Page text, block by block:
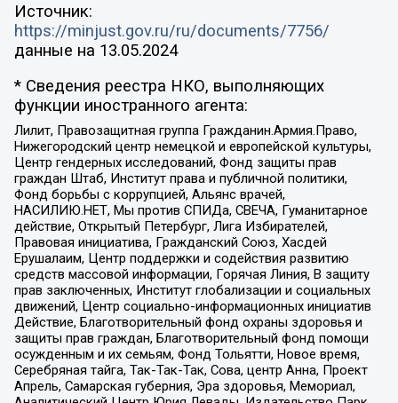
Источник:
https://minjust.gov.ru/ru/documents/7756/
данные на 13.05.2024
* Сведения реестра НКО, выполняющих
функции иностранного агента:
Лилит, Правозащитная группа Гражданин.Армия.Право,
Нижегородский центр немецкой и европейской культуры,
Центр гендерных исследований, Фонд защиты прав
граждан Штаб, Институт права и публичной политики,
Фонд борьбы с коррупцией, Альянс врачей,
НАСИЛИЮ.НЕТ, Мы против СПИДа, СВЕЧА, Гуманитарное
действие, Открытый Петербург, Лига Избирателей,
Правовая инициатива, Гражданский Союз, Хасдей
Ерушалаим, Центр поддержки и содействия развитию
средств массовой информации, Горячая Линия, В защиту
прав заключенных, Институт глобализации и социальных
движений, Центр социально-информационных инициатив
Действие, Благотворительный фонд охраны здоровья и
защиты прав граждан, Благотворительный фонд помощи
осужденным и их семьям, Фонд Тольятти, Новое время,
Серебряная тайга, Так-Так-Так, Сова, центр Анна, Проект
Апрель, Самарская губерния, Эра здоровья, Мемориал,